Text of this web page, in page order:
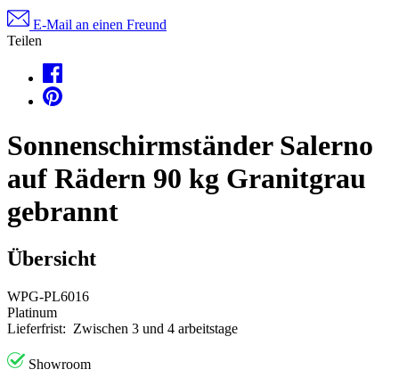
E-Mail an einen Freund
Teilen
Sonnenschirmständer Salerno
auf Rädern 90 kg Granitgrau
gebrannt
Übersicht
WPG-PL6016
Platinum
Lieferfrist: Zwischen 3 und 4 arbeitstage
Showroom